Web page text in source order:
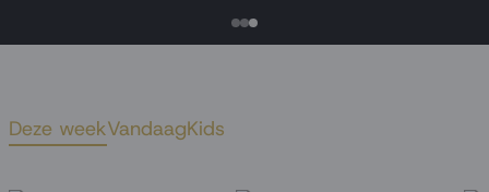
Deze weekVandaagKids